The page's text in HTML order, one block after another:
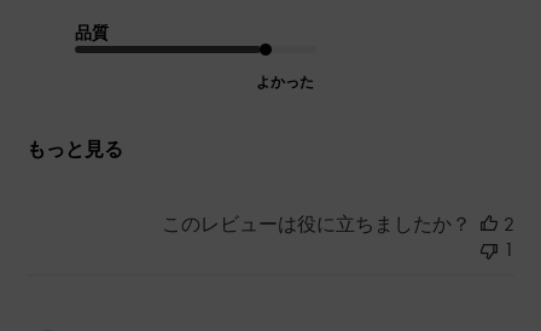
品質
よかった
もっと見る
このレビューは役に立ちましたか？
2
1